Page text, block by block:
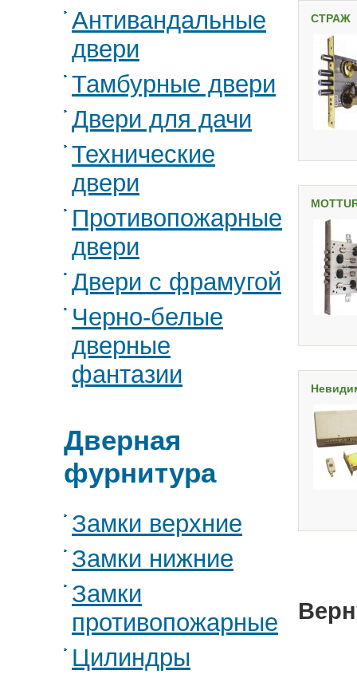
Антивандальные
двери
Тамбурные двери
Двери для дачи
Технические
двери
Противопожарные
двери
Двери с фрамугой
Черно-белые
дверные
фантазии
Дверная
фурнитура
Замки верхние
Замки нижние
Замки
противопожарные
Цилиндры
СТРАЖ